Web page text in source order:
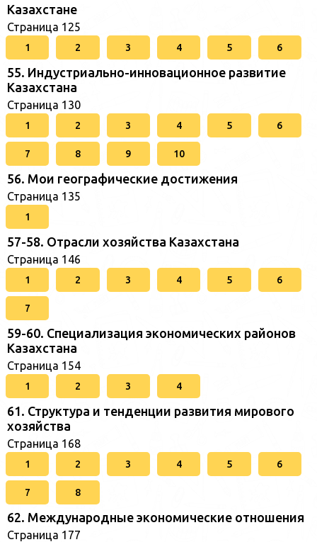
Казахстане
Страница 125
1 2 3 4 5 6
55. Индустриально-инновационное развитие
Казахстана
Страница 130
1 2 3 4 5 6
7 8 9 10
56. Мои географические достижения
Страница 135
1
57-58. Отрасли хозяйства Казахстана
Страница 146
1 2 3 4 5 6
7
59-60. Специализация экономических районов
Казахстана
Страница 154
1 2 3 4
61. Структура и тенденции развития мирового
хозяйства
Страница 168
1 2 3 4 5 6
7 8
62. Международные экономические отношения
Страница 177